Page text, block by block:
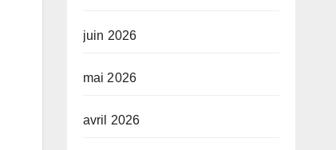
juin 2026
mai 2026
avril 2026